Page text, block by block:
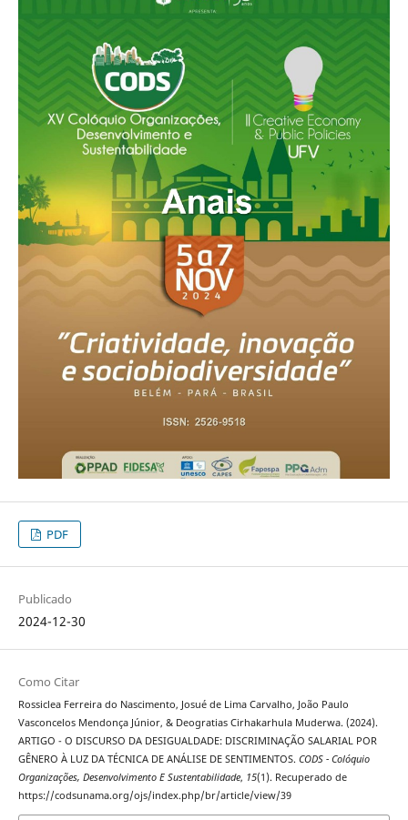
PDF
Publicado
2024-12-30
Como Citar
Rossiclea Ferreira do Nascimento, Josué de Lima Carvalho, João Paulo
Vasconcelos Mendonça Júnior, & Deogratias Cirhakarhula Muderwa. (2024).
ARTIGO - O DISCURSO DA DESIGUALDADE: DISCRIMINAÇÃO SALARIAL POR
GÊNERO À LUZ DA TÉCNICA DE ANÁLISE DE SENTIMENTOS. CODS - Colóquio
Organizações, Desenvolvimento E Sustentabilidade, 15(1). Recuperado de
https://codsunama.org/ojs/index.php/br/article/view/39